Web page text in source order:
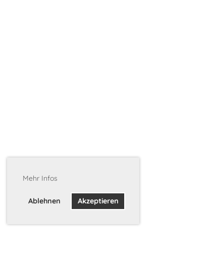
Mehr Infos
Ablehnen Akzeptieren